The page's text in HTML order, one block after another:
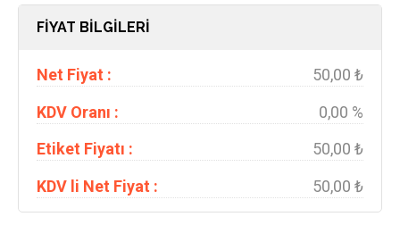
FİYAT BİLGİLERİ
Net Fiyat :
50,00 ₺
KDV Oranı :
0,00 %
Etiket Fiyatı :
50,00 ₺
KDV li Net Fiyat :
50,00 ₺